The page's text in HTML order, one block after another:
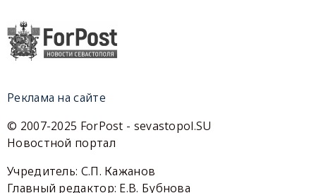
Реклама на сайте
© 2007-2025 ForPost - sevastopol.SU
Новостной портал
Учредитель: С.П. Кажанов
Главный редактор: Е.В. Бубнова